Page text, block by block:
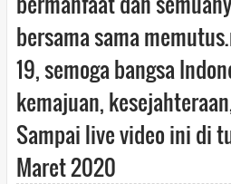
bersama sama
19, semoga bangsa
kemajuan,
Sampai live video ini di
Maret 2020